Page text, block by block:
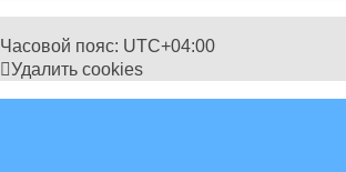
Часовой пояс: UTC+04:00
Удалить cookies